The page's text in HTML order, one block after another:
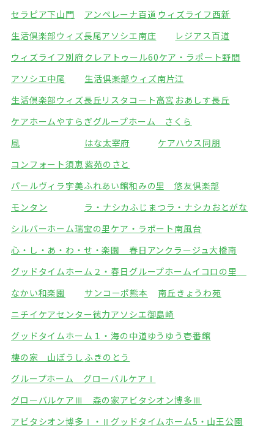
セラピア下山門
アンペレーナ百道 ウィズライフ西新
生活倶楽部ウィズ長尾アソシエ南庄
レジアス百道
ウィズライフ別府クレアトゥール60ケア・ラポート野間
アソシエ中尾
生活倶楽部ウィズ南片江
生活倶楽部ウィズ長丘リスタコート高宮 おあしす長丘
ケアホームやすらぎグループホーム さくら
風
はな太宰府
ケアハウス同朋
コンフォート須恵 紫苑のさと
パールヴィラ宇美ふれあい館和みの里 悠友倶楽部
モンタン
ラ・ナシカふじまつラ・ナシカおとがな
シルバーホーム瑞宝の里 ケア・ラポート南風台
心・し・あ・わ・せ・楽園 春日 アンクラージュ大橋南
グッドタイムホーム２・春日 グループホームイコロの里
なかい和楽園
サンコーポ熊本
南丘きょうわ苑
ニチイケアセンター徳力アソシエ御島崎
グッドタイムホーム１・海の中道ゆうゆう壱番館
棲の家 山ぼうし ふきのとう
グループホーム グローバルケアⅠ
グローバルケアⅢ 森の家アビタシオン博多Ⅲ
アビタシオン博多Ⅰ・Ⅱ グッドタイムホーム5・山王公園